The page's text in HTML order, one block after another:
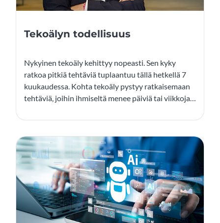
Tekoälyn todellisuus
Nykyinen tekoäly kehittyy nopeasti. Sen kyky
ratkoa pitkiä tehtäviä tuplaantuu tällä hetkellä 7
kuukaudessa. Kohta tekoäly pystyy ratkaisemaan
tehtäviä, joihin ihmiseltä menee päiviä tai viikkoja.
ratkaisemaan erilaisia yksinkertaisia asioita, kuten
monesta dokumentista. Tämä toki jo on hyvä apu
työn tekemisessä.